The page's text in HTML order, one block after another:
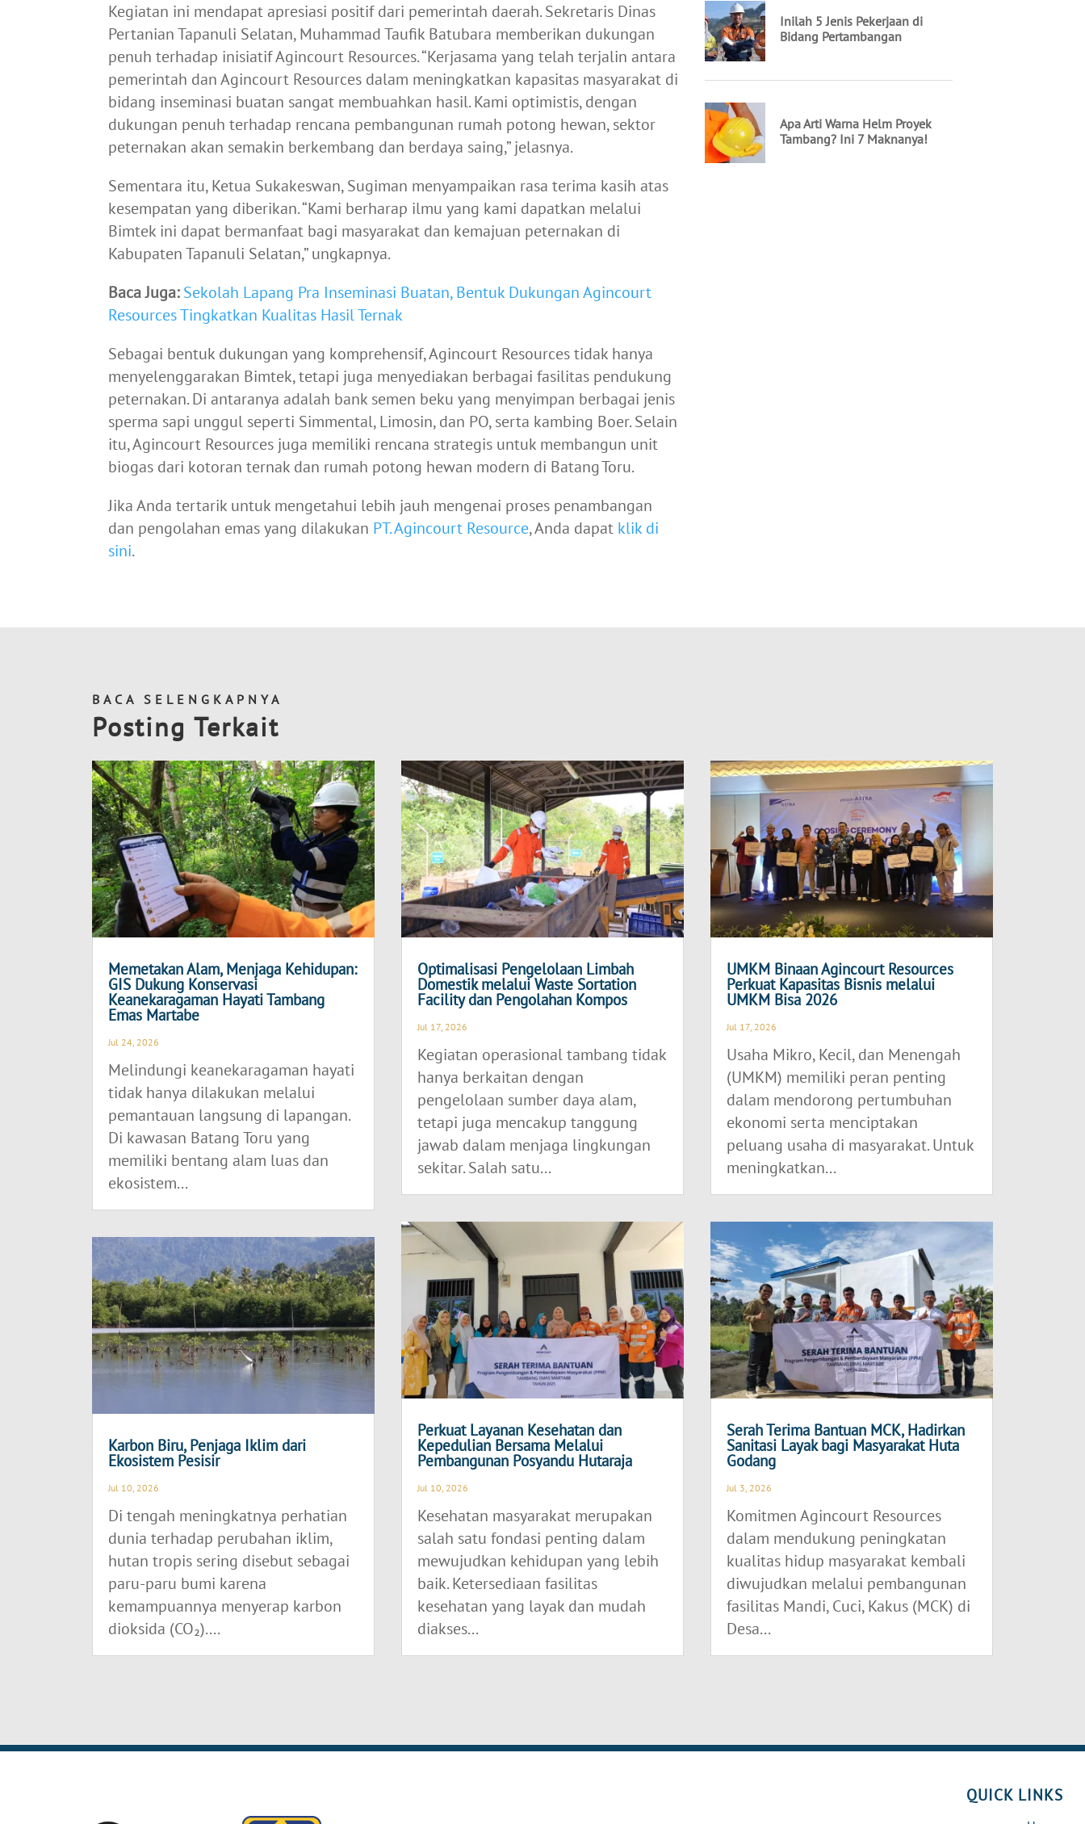
Kegiatan ini mendapat apresiasi positif dari pemerintah daerah. Sekretaris Dinas
Pertanian Tapanuli Selatan, Muhammad Taufik Batubara memberikan dukungan
penuh terhadap inisiatif Agincourt Resources. “Kerjasama yang telah terjalin antara
pemerintah dan Agincourt Resources dalam meningkatkan kapasitas masyarakat di
bidang inseminasi buatan sangat membuahkan hasil. Kami optimistis, dengan
dukungan penuh terhadap rencana pembangunan rumah potong hewan, sektor
peternakan akan semakin berkembang dan berdaya saing,” jelasnya.
Sementara itu, Ketua Sukakeswan, Sugiman menyampaikan rasa terima kasih atas
kesempatan yang diberikan. “Kami berharap ilmu yang kami dapatkan melalui
Bimtek ini dapat bermanfaat bagi masyarakat dan kemajuan peternakan di
Kabupaten Tapanuli Selatan,” ungkapnya.
Baca Juga:Sekolah Lapang Pra Inseminasi Buatan, Bentuk Dukungan Agincourt
Resources Tingkatkan Kualitas Hasil Ternak
Sebagai bentuk dukungan yang komprehensif, Agincourt Resources tidak hanya
menyelenggarakan Bimtek, tetapi juga menyediakan berbagai fasilitas pendukung
peternakan. Di antaranya adalah bank semen beku yang menyimpan berbagai jenis
sperma sapi unggul seperti Simmental, Limosin, dan PO, serta kambing Boer. Selain
itu, Agincourt Resources juga memiliki rencana strategis untuk membangun unit
biogas dari kotoran ternak dan rumah potong hewan modern di Batang Toru.
Jika Anda tertarik untuk mengetahui lebih jauh mengenai proses penambangan
dan pengolahan emas yang dilakukan PT. Agincourt Resource, Anda dapat klik di
sini.
BACA SELENGKAPNYA
Posting Terkait
Memetakan Alam, Menjaga Kehidupan:
GIS Dukung Konservasi
Keanekaragaman Hayati Tambang
Emas Martabe
Jul 24, 2026
Melindungi keanekaragaman hayati
tidak hanya dilakukan melalui
pemantauan langsung di lapangan.
Di kawasan Batang Toru yang
memiliki bentang alam luas dan
ekosistem...
Karbon Biru, Penjaga Iklim dari
Ekosistem Pesisir
Jul 10, 2026
Di tengah meningkatnya perhatian
dunia terhadap perubahan iklim,
hutan tropis sering disebut sebagai
paru-paru bumi karena
kemampuannya menyerap karbon
dioksida (CO₂)....
Optimalisasi Pengelolaan Limbah
Domestik melalui Waste Sortation
Facility dan Pengolahan Kompos
Jul 17, 2026
Kegiatan operasional tambang tidak
hanya berkaitan dengan
pengelolaan sumber daya alam,
tetapi juga mencakup tanggung
jawab dalam menjaga lingkungan
sekitar. Salah satu...
Perkuat Layanan Kesehatan dan
Kepedulian Bersama Melalui
Pembangunan Posyandu Hutaraja
Jul 10, 2026
Kesehatan masyarakat merupakan
salah satu fondasi penting dalam
mewujudkan kehidupan yang lebih
baik. Ketersediaan fasilitas
kesehatan yang layak dan mudah
diakses...
UMKM Binaan Agincourt Resources
Perkuat Kapasitas Bisnis melalui
UMKM Bisa 2026
Jul 17, 2026
Usaha Mikro, Kecil, dan Menengah
(UMKM) memiliki peran penting
dalam mendorong pertumbuhan
ekonomi serta menciptakan
peluang usaha di masyarakat. Untuk
meningkatkan...
Serah Terima Bantuan MCK, Hadirkan
Sanitasi Layak bagi Masyarakat Huta
Godang
Jul 3, 2026
Komitmen Agincourt Resources
dalam mendukung peningkatan
kualitas hidup masyarakat kembali
diwujudkan melalui pembangunan
fasilitas Mandi, Cuci, Kakus (MCK) di
Desa...
QUICK LINKS